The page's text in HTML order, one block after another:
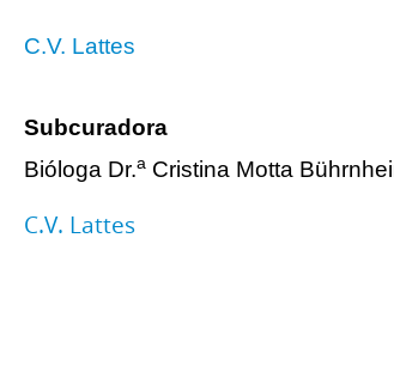
C.V. Lattes
Subcuradora
Bióloga Dr.a Cristina Motta
C.V. Lattes